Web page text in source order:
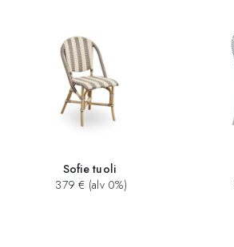
Sofie tuoli
379 € (alv 0%)